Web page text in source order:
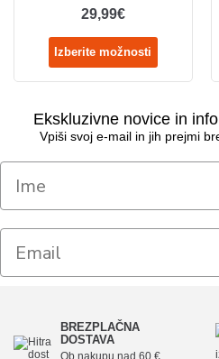
4.83od 5
29,99€
Izberite možnosti
Ekskluzivne novice in
Vpiši svoj e-mail in jih prejmi
BREZPLAČNA
DOSTAVA
Ob nakupu nad 60 €